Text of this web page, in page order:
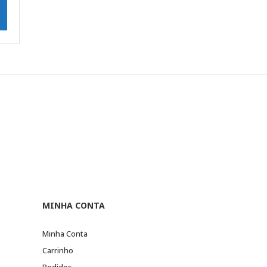
MINHA CONTA
Minha Conta
Carrinho